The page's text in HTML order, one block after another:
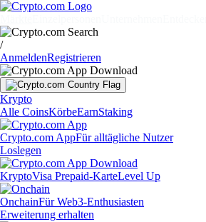
/
AnmeldenRegistrieren
Krypto
Alle CoinsKörbeEarnStaking
Crypto.com AppFür alltägliche Nutzer
Loslegen
KryptoVisa Prepaid-KarteLevel Up
OnchainFür Web3-Enthusiasten
Erweiterung erhalten